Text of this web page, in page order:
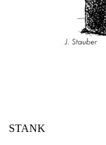
STANK